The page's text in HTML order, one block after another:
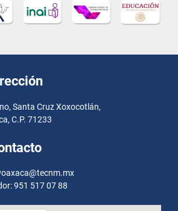
Santa Cruz Xoxocotlán,
C.P. 71233
951 517 07 88